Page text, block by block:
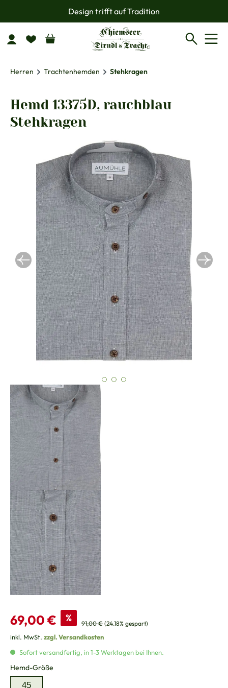
Zum Hauptinhalt springenDesign trifft auf Tradition
Herren Trachtenhemden Stehkragen
Hemd 13375D, rauchblau
Stehkragen
Bildergalerie überspringen
Verkaufspreis:
69,00 € % Regulärer Preis:
91,00 € (24.18% gespart)
inkl. MwSt. zzgl. Versandkosten
Sofort versandfertig, in 1-3 Werktagen bei Ihnen.
Hemd-Größe
45